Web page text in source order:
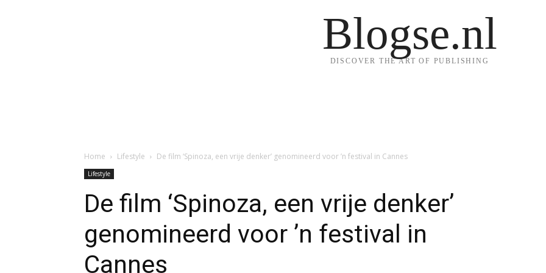
Blogse.nl
DISCOVER THE ART OF PUBLISHING
Home Lifestyle De film ‘Spinoza, een vrije denker’ genomineerd voor ’n festival in Cannes
Lifestyle
De film ‘Spinoza, een vrije denker’
genomineerd voor ’n festival in
Cannes